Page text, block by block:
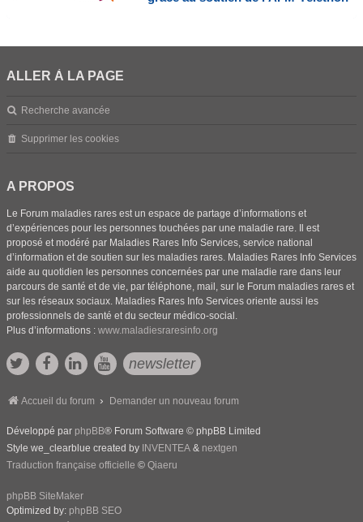
ALLER À LA PAGE
Recherche avancée
Supprimer les cookies
A PROPOS
Le Forum maladies rares est un espace de partage d’informations et
d’expériences pour les personnes touchées par une maladie rare. Il est
proposé et modéré par Maladies Rares Info Services, service national
d’information et de soutien sur les maladies rares. Maladies Rares Info Services
aide au quotidien les personnes concernées par une maladie rare dans leur
parcours de santé et de vie, par téléphone, mail, sur le Forum maladies rares et
sur les réseaux sociaux. Maladies Rares Info Services oriente aussi les
professionnels de santé et du secteur médico-social.
Plus d’informations : www.maladiesraresinfo.org
newsletter
Accueil du forum Demander un nouveau forum
Développé par phpBB® Forum Software © phpBB Limited
Style we_clearblue created by INVENTEA & nextgen
Traduction française officielle © Qiaeru
phpBB SiteMaker
Optimized by: phpBB SEO